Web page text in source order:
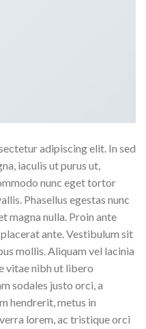
adipiscing elit. In sed
iaculis ut purus ut,
nunc eget tortor
Phasellus egestas nunc
magna nulla. Proin ante
ante. Vestibulum sit
mollis. Aliquam vel lacinia
vitae nibh ut libero
sodales justo orci, a
hendrerit, metus in
lorem, ac tristique orci